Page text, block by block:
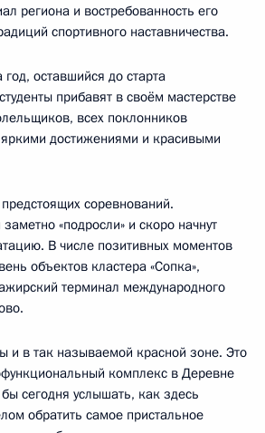
региона и востребованность его
спортивного наставничества.
оставшийся до старта
прибавят в своём мастерстве
всех поклонников
яркими достижениями и красивыми
соревнований.
«подросли» и скоро начнут
В числе позитивных моментов
объектов кластера «Сопка»,
терминал международного
и в так называемой красной зоне. Это
комплекс в Деревне
сегодня услышать, как здесь
обратить самое пристальное